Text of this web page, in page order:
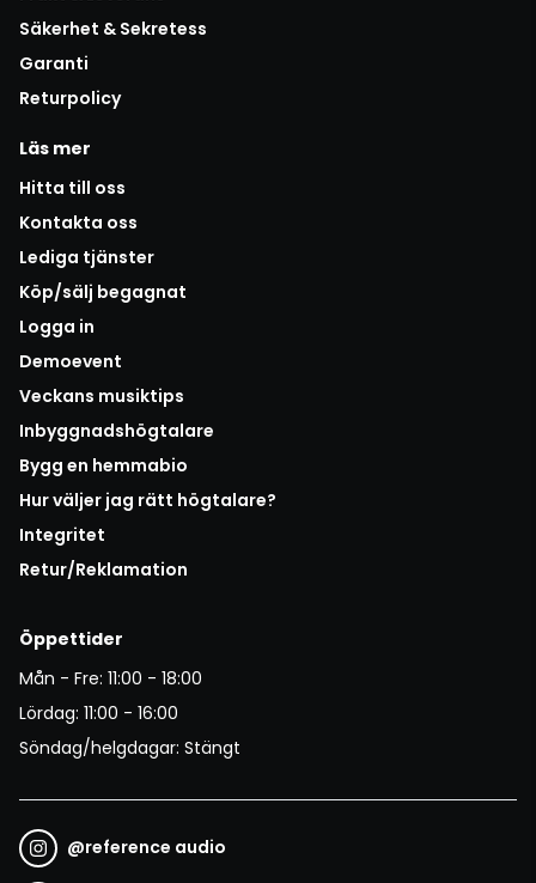
Säkerhet & Sekretess
Garanti
Returpolicy
Läs mer
Hitta till oss
Kontakta oss
Lediga tjänster
Köp/sälj begagnat
Logga in
Demoevent
Veckans musiktips
Inbyggnadshögtalare
Bygg en hemmabio
Hur väljer jag rätt högtalare?
Integritet
Retur/Reklamation
Öppettider
Mån - Fre: 11:00 - 18:00
Lördag: 11:00 - 16:00
Söndag/helgdagar: Stängt
@reference audio